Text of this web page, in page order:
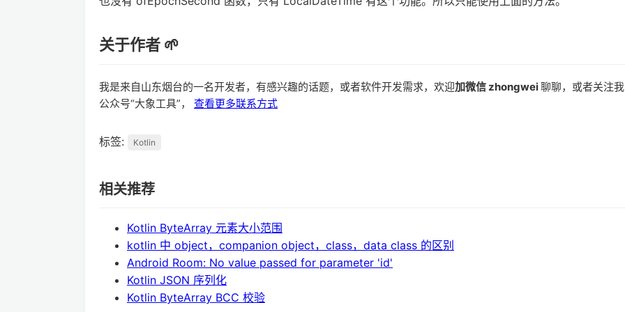
关于作者 🌱
我是来自山东烟台的一名开发者，有感兴趣的话题，或者软件开发需求，欢迎加微信 zhongwei聊聊，或者关注
公众号“大象工具”， 查看更多联系方式
标签: Kotlin
相关推荐
Kotlin ByteArray 元素大小范围
kotlin 中 object，companion object，class，data class 的区别
Android Room: No value passed for parameter 'id'
Kotlin JSON 序列化
Kotlin ByteArray BCC 校验